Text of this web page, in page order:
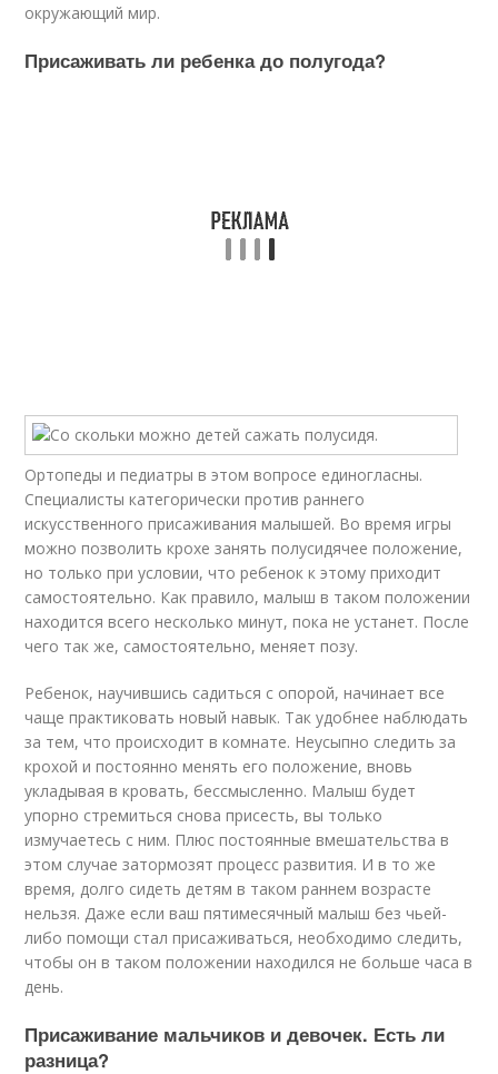
окружающий мир.
Присаживать ли ребенка до полугода?
Ортопеды и педиатры в этом вопросе единогласны.
Специалисты категорически против раннего
искусственного присаживания малышей. Во время игры
можно позволить крохе занять полусидячее положение,
но только при условии, что ребенок к этому приходит
самостоятельно. Как правило, малыш в таком положении
находится всего несколько минут, пока не устанет. После
чего так же, самостоятельно, меняет позу.
Ребенок, научившись садиться с опорой, начинает все
чаще практиковать новый навык. Так удобнее наблюдать
за тем, что происходит в комнате. Неусыпно следить за
крохой и постоянно менять его положение, вновь
укладывая в кровать, бессмысленно. Малыш будет
упорно стремиться снова присесть, вы только
измучаетесь с ним. Плюс постоянные вмешательства в
этом случае затормозят процесс развития. И в то же
время, долго сидеть детям в таком раннем возрасте
нельзя. Даже если ваш пятимесячный малыш без чьей-
либо помощи стал присаживаться, необходимо следить,
чтобы он в таком положении находился не больше часа в
день.
Присаживание мальчиков и девочек. Есть ли
разница?